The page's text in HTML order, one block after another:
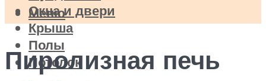
Окна и двери
Крыша
Полы
Потолок
Меню
Пиролизная печь